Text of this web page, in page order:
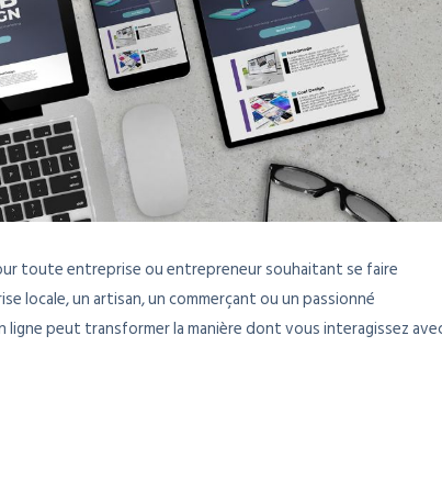
toute entreprise ou entrepreneur souhaitant se faire
locale, un artisan, un commerçant ou un passionné
peut transformer la manière dont vous interagissez